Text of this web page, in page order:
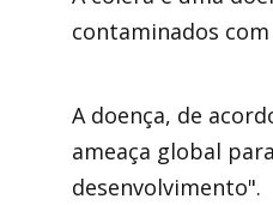
contaminados
A doença, de
ameaça global
desenvolvimento".